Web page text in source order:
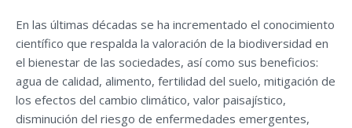
En las últimas décadas se ha incrementado el conocimiento
científico que respalda la valoración de la biodiversidad en
el bienestar de las sociedades, así como sus beneficios:
agua de calidad, alimento, fertilidad del suelo, mitigación de
los efectos del cambio climático, valor paisajístico,
disminución del riesgo de enfermedades emergentes,